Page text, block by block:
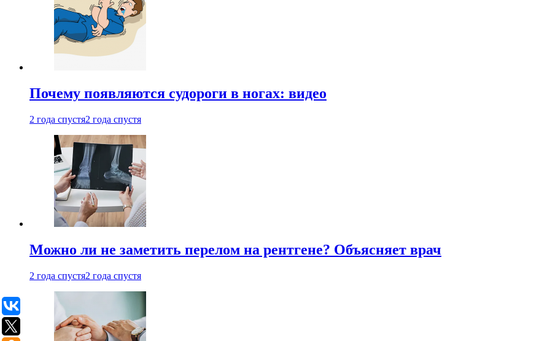
Почему появляются судороги в ногах: видео
2 года спустя2 года спустя
Можно ли не заметить перелом на рентгене? Объясняет врач
2 года спустя2 года спустя